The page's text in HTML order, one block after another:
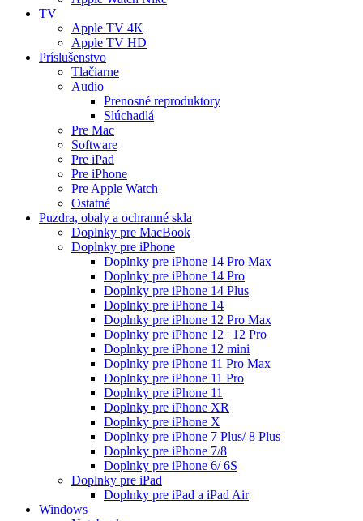
TV
Apple TV 4K
Apple TV HD
Príslušenstvo
Tlačiarne
Audio
Prenosné reproduktory
Slúchadlá
Pre Mac
Software
Pre iPad
Pre iPhone
Pre Apple Watch
Ostatné
Puzdra, obaly a ochranné skla
Doplnky pre MacBook
Doplnky pre iPhone
Doplnky pre iPhone 14 Pro Max
Doplnky pre iPhone 14 Pro
Doplnky pre iPhone 14 Plus
Doplnky pre iPhone 14
Doplnky pre iPhone 12 Pro Max
Doplnky pre iPhone 12 | 12 Pro
Doplnky pre iPhone 12 mini
Doplnky pre iPhone 11 Pro Max
Doplnky pre iPhone 11 Pro
Doplnky pre iPhone 11
Doplnky pre iPhone XR
Doplnky pre iPhone X
Doplnky pre iPhone 7 Plus/ 8 Plus
Doplnky pre iPhone 7/8
Doplnky pre iPhone 6/ 6S
Doplnky pre iPad
Doplnky pre iPad a iPad Air
Windows